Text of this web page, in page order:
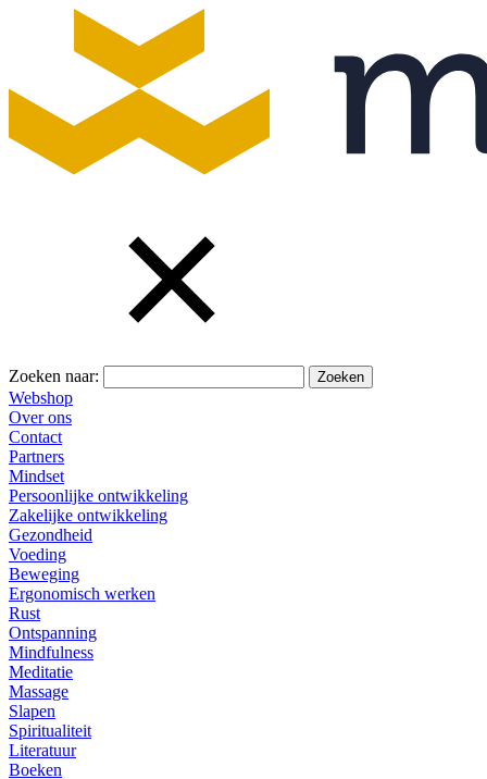
Zoeken naar:
Webshop
Over ons
Contact
Partners
Mindset
Persoonlijke ontwikkeling
Zakelijke ontwikkeling
Gezondheid
Voeding
Beweging
Ergonomisch werken
Rust
Ontspanning
Mindfulness
Meditatie
Massage
Slapen
Spiritualiteit
Literatuur
Boeken